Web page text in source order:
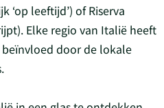
leeftijd’) of Riserva
Elke regio van Italië heeft
door de lokale